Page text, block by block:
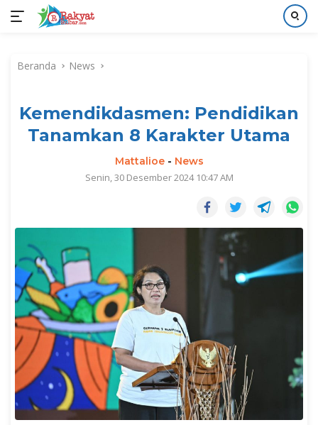
kontenBeranda News
Kemendikdasmen: Pendidikan
Tanamkan 8 Karakter Utama
Mattalioe- News
Senin, 30 Desember 2024 10:47 AM